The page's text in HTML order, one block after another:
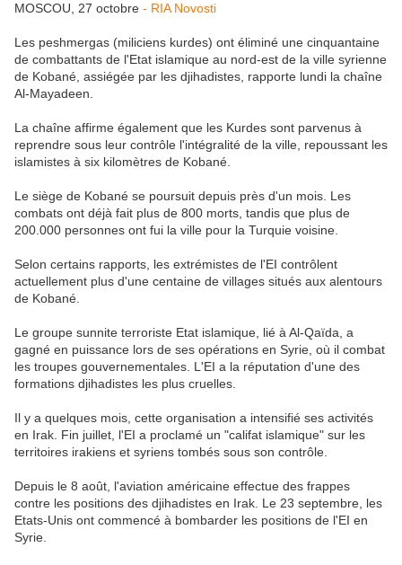
MOSCOU, 27 octobre - RIA Novosti
Les peshmergas (miliciens kurdes) ont éliminé une cinquantaine
de combattants de l'Etat islamique au nord-est de la ville syrienne
de Kobané, assiégée par les djihadistes, rapporte lundi la chaîne
Al-Mayadeen.
La chaîne affirme également que les Kurdes sont parvenus à
reprendre sous leur contrôle l'intégralité de la ville, repoussant les
islamistes à six kilomètres de Kobané.
Le siège de Kobané se poursuit depuis près d'un mois. Les
combats ont déjà fait plus de 800 morts, tandis que plus de
200.000 personnes ont fui la ville pour la Turquie voisine.
Selon certains rapports, les extrémistes de l'EI contrôlent
actuellement plus d'une centaine de villages situés aux alentours
de Kobané.
Le groupe sunnite terroriste Etat islamique, lié à Al-Qaïda, a
gagné en puissance lors de ses opérations en Syrie, où il combat
les troupes gouvernementales. L'EI a la réputation d'une des
formations djihadistes les plus cruelles.
Il y a quelques mois, cette organisation a intensifié ses activités
en Irak. Fin juillet, l'EI a proclamé un "califat islamique" sur les
territoires irakiens et syriens tombés sous son contrôle.
Depuis le 8 août, l'aviation américaine effectue des frappes
contre les positions des djihadistes en Irak. Le 23 septembre, les
Etats-Unis ont commencé à bombarder les positions de l'EI en
Syrie.